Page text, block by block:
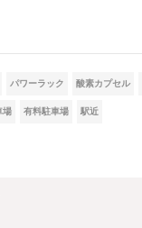
パワーラック 酸素カプセル
場 有料駐車場 駅近